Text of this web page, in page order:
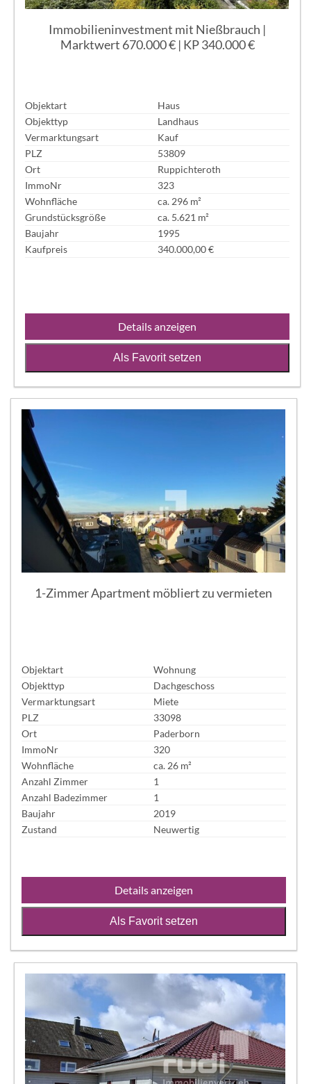
Immobilieninvestment mit Nießbrauch |
Marktwert 670.000 € | KP 340.000 €
Objektart
Haus
Objekttyp
Landhaus
Vermarktungsart
Kauf
PLZ
53809
Ort
Ruppichteroth
ImmoNr
323
Wohnfläche
ca. 296 m²
Grundstücksgröße
ca. 5.621 m²
Baujahr
1995
Kaufpreis
340.000,00 €
Details anzeigen
Als Favorit setzen
1-Zimmer Apartment möbliert zu vermieten
Objektart
Wohnung
Objekttyp
Dachgeschoss
Vermarktungsart
Miete
PLZ
33098
Ort
Paderborn
ImmoNr
320
Wohnfläche
ca. 26 m²
Anzahl Zimmer
1
Anzahl Badezimmer
1
Baujahr
2019
Zustand
Neuwertig
Details anzeigen
Als Favorit setzen